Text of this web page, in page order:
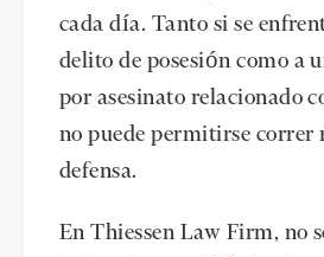
cada día. Tanto si se
delito de posesión como a
por asesinato relacionado
no puede permitirse correr
defensa.
En Thiessen Law Firm, no